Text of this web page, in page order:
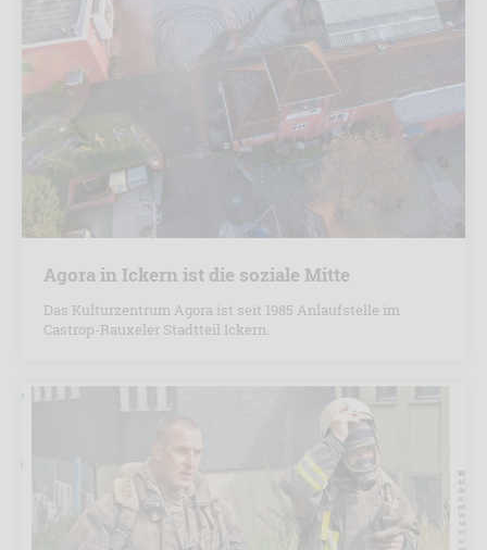
Agora in Ickern ist die soziale Mitte
Das Kulturzentrum Agora ist seit 1985 Anlaufstelle im
Castrop-Rauxeler Stadtteil Ickern.